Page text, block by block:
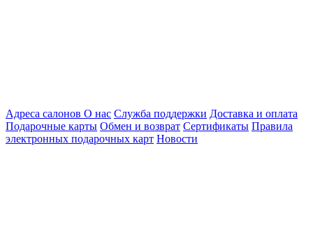
Адреса салонов О нас Служба поддержки Доставка и оплата
Подарочные карты Обмен и возврат Сертификаты Правила
электронных подарочных карт Новости